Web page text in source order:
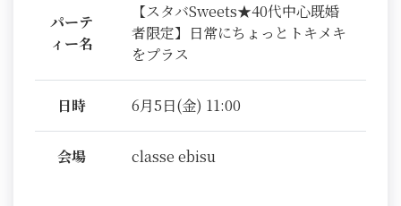
パーテ
ィー名
【スタバSweets★40代中心既婚
者限定】日常にちょっとトキメキ
をプラス
日時 6月5日(金) 11:00
会場 classe ebisu